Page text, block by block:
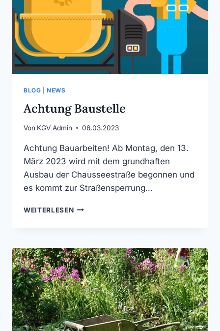
BLOG |NEWS
Achtung Baustelle
Von KGV Admin 06.03.2023
Achtung Bauarbeiten! Ab Montag, den 13.
März 2023 wird mit dem grundhaften
Ausbau der Chausseestraße begonnen und
es kommt zur Straßensperrung…
WEITERLESENACHTUNG